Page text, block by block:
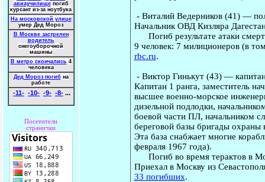
авиаучилищепогиб
курсант из-за ноутбука
На московской улице
умер Дед Мороз
В Москве застрелен
водитель
снегоуборочной
машины
В метро скончались4
человека
Дед Мороз погибна
работе
-11- -10- -9- -8- ...
Посетители
странички
- Виталий Ведерников (41) —
Начальник ОВД Кизляра
Погиб результате атаки
9 человек: 7 милиционеров (в
rbc.ru.
- Виктор Гинькут (43) —
Капитан 1 ранга, заместитель
высшее военно-морское
дизельной подлодки,
боевой части ПЛ, начальником
береговой базы бригады
Эта база снабжает многие
февраля 1967 года).
Погиб во время терактов в
Приехал в Москву из
33 погибших.